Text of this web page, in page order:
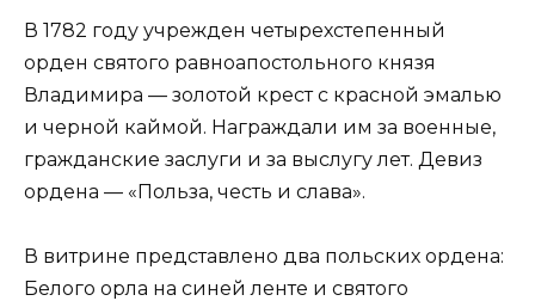
В 1782 году учрежден четырехстепенный
орден святого равноапостольного князя
Владимира — золотой крест с красной эмалью
и черной каймой. Награждали им за военные,
гражданские заслуги и за выслугу лет. Девиз
ордена — «Польза, честь и слава».
В витрине представлено два польских ордена:
Белого орла на синей ленте и святого